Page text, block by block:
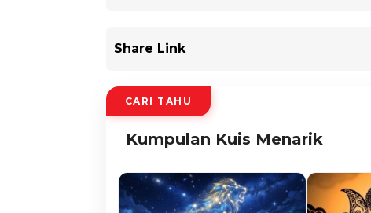
Share Link
CARI TAHU
Kumpulan Kuis Menarik